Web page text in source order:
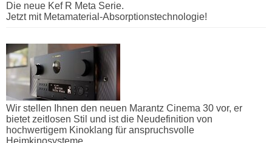
Die neue Kef R Meta Serie.
Jetzt mit Metamaterial-Absorptionstechnologie!
Wir stellen Ihnen den neuen Marantz Cinema 30 vor, er
bietet zeitlosen Stil und ist die Neudefinition von
hochwertigem Kinoklang für anspruchsvolle